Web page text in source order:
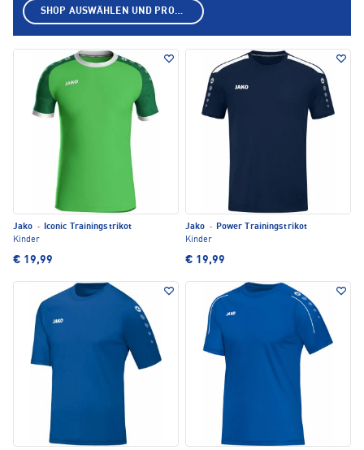
Jako · Iconic Trainingstrikot
Kinder
€ 19,99
Jako · Power Trainingstrikot
Kinder
€ 19,99
SHOP AUSWÄHLEN UND PRODUKTE ANZEIGEN